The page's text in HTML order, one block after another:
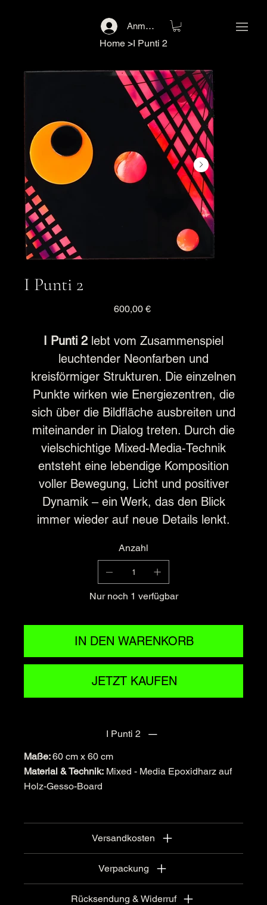
Anmelden
Home >I Punti 2
I Punti 2
600,00 €
I Punti 2 lebt vom Zusammenspiel
leuchtender Neonfarben und
kreisförmiger Strukturen. Die einzelnen
Punkte wirken wie Energiezentren, die
sich über die Bildfläche ausbreiten und
miteinander in Dialog treten. Durch die
vielschichtige Mixed-Media-Technik
entsteht eine lebendige Komposition
voller Bewegung, Licht und positiver
Dynamik – ein Werk, das den Blick
immer wieder auf neue Details lenkt.
Anzahl
Nur noch 1 verfügbar
IN DEN WARENKORB
JETZT KAUFEN
I Punti 2
Maße:60 cm x 60 cm
Material & Technik: Mixed - Media Epoxidharz auf
Holz-Gesso-Board
Versandkosten
Verpackung
Rücksendung & Widerruf